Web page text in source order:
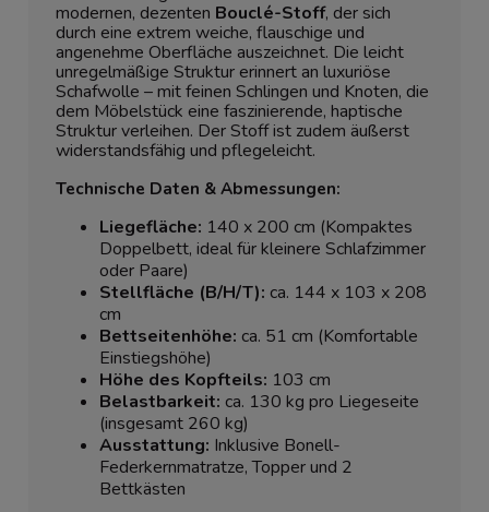
modernen, dezenten Bouclé-Stoff, der sich
durch eine extrem weiche, flauschige und
angenehme Oberfläche auszeichnet. Die leicht
unregelmäßige Struktur erinnert an luxuriöse
Schafwolle – mit feinen Schlingen und Knoten, die
dem Möbelstück eine faszinierende, haptische
Struktur verleihen. Der Stoff ist zudem äußerst
widerstandsfähig und pflegeleicht.
Technische Daten & Abmessungen:
Liegefläche: 140 x 200 cm (Kompaktes
Doppelbett, ideal für kleinere Schlafzimmer
oder Paare)
Stellfläche (B/H/T): ca. 144 x 103 x 208
cm
Bettseitenhöhe: ca. 51 cm (Komfortable
Einstiegshöhe)
Höhe des Kopfteils: 103 cm
Belastbarkeit: ca. 130 kg pro Liegeseite
(insgesamt 260 kg)
Ausstattung: Inklusive Bonell-
Federkernmatratze, Topper und 2
Bettkästen